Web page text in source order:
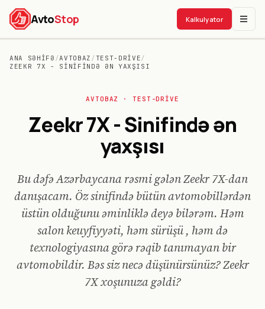
AvtoStop Kalkulyator
ANA SƏHIFƏ /AVTOBAZ /TEST-DRIVE/
ZEEKR 7X - SINIFINDƏ ƏN YAXŞISI
AVTOBAZ · TEST-DRIVE
Zeekr 7X - Sinifində ən
yaxşısı
Bu dəfə Azərbaycana rəsmi gələn Zeekr 7X-dan
danışacam. Öz sinifində bütün avtomobillərdən
üstün olduğunu əminliklə deyə bilərəm. Həm
salon keuyfiyyəti, həm sürüşü , həm də
texnologiyasına görə rəqib tanımayan bir
avtomobildir. Bəs siz necə düşünürsünüz? Zeekr
7X xoşunuza gəldi?